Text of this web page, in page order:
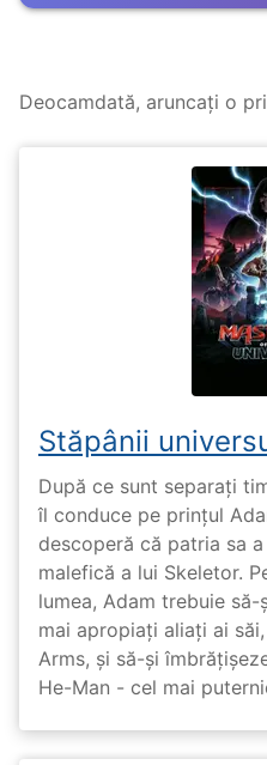
Deocamdată, aruncați o
Stăpânii
După ce sunt separați
îl conduce pe prințul
descoperă că patria sa
malefică a lui Skeletor.
lumea, Adam trebuie
mai apropiați aliați ai
Arms, și să-și
He-Man - cel mai